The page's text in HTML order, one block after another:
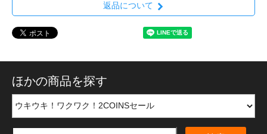
返品について
ほかの商品を探す